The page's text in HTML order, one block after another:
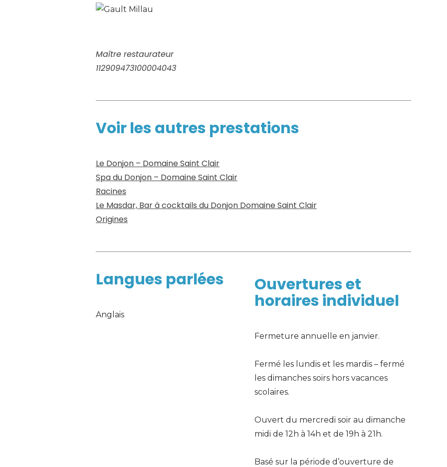
Maître restaurateur
112909473100004043
Voir les autres prestations
Le Donjon – Domaine Saint Clair
Spa du Donjon – Domaine Saint Clair
Racines
Le Masdar, Bar à cocktails du Donjon Domaine Saint Clair
Origines
Langues parlées
Anglais
Ouvertures et
horaires individuel
Fermeture annuelle en janvier.
Fermé les lundis et les mardis – fermé
les dimanches soirs hors vacances
scolaires.
Ouvert du mercredi soir au dimanche
midi de 12h à 14h et de 19h à 21h.
Basé sur la période d’ouverture de